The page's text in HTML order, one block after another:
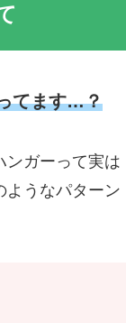
てます…？
ンガーって実は
ようなパターン